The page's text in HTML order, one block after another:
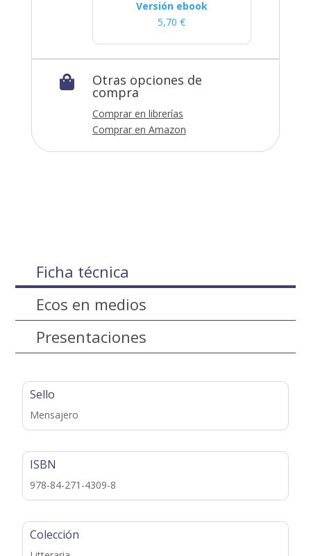
Versión ebook
5,70€
 Otras opciones de
compra
Comprar en librerías
Comprar en Amazon
Ficha técnica
Ecos en medios
Presentaciones
Sello
Mensajero
ISBN
978-84-271-4309-8
Colección